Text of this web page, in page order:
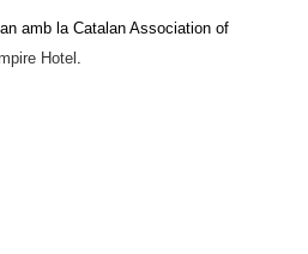
amb la Catalan Association of
Hotel .